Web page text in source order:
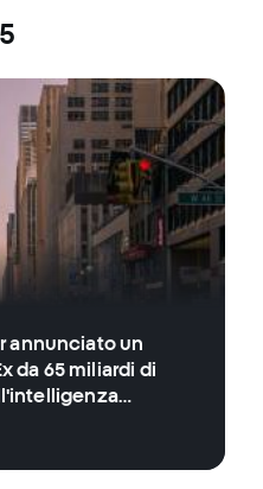
annunciato un
da 65 miliardi di